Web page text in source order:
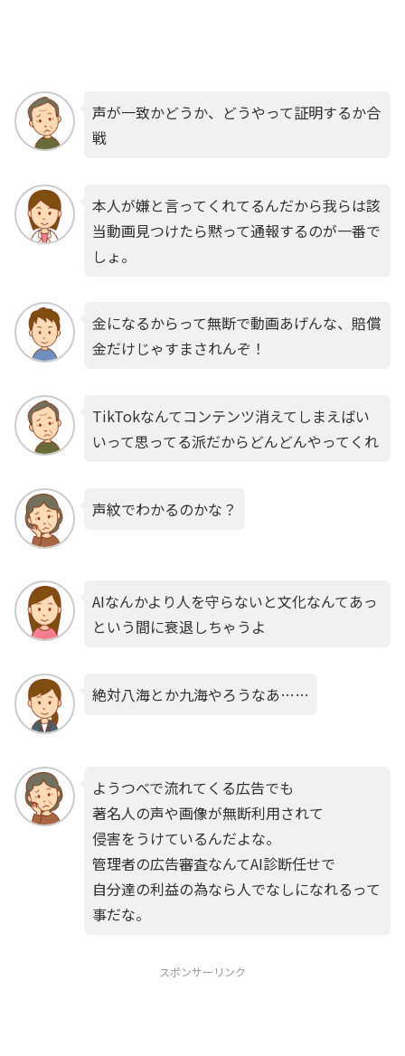
声が一致かどうか、どうやって証明するか合
戦
本人が嫌と言ってくれてるんだから我らは該
当動画見つけたら黙って通報するのが一番で
しょ。
金になるからって無断で動画あげんな、賠償
金だけじゃすまされんぞ！
TikTokなんてコンテンツ消えてしまえばい
いって思ってる派だからどんどんやってくれ
声紋でわかるのかな？
AIなんかより人を守らないと文化なんてあっ
という間に衰退しちゃうよ
絶対八海とか九海やろうなあ……
ようつべで流れてくる広告でも
著名人の声や画像が無断利用されて
侵害をうけているんだよな。
管理者の広告審査なんてAI診断任せで
自分達の利益の為なら人でなしになれるって
事だな。
スポンサーリンク